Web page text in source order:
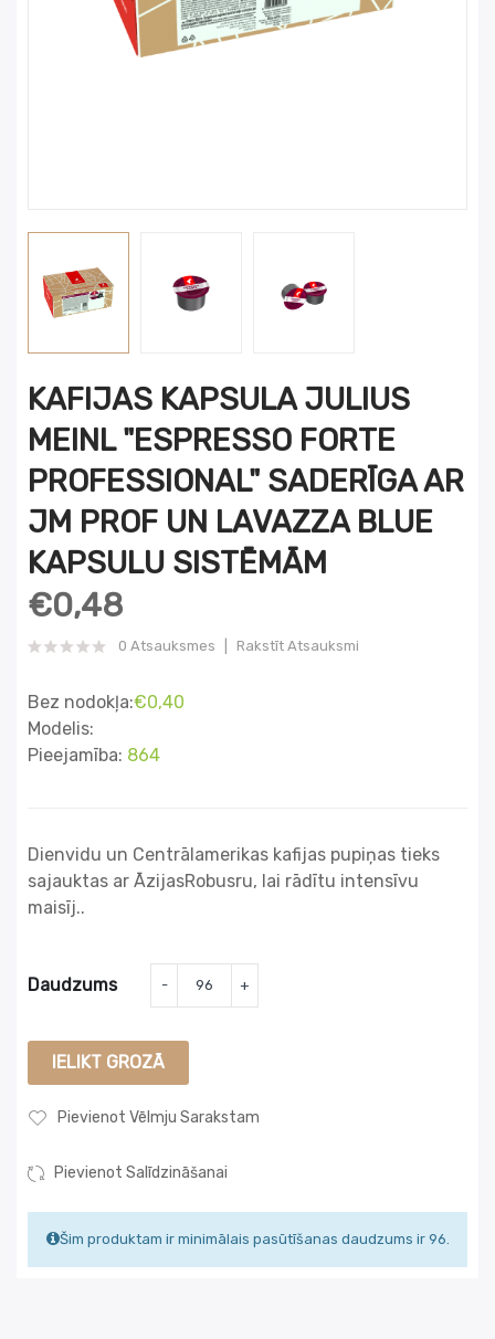
KAFIJAS KAPSULA JULIUS
MEINL "ESPRESSO FORTE
PROFESSIONAL" SADERĪGA AR
JM PROF UN LAVAZZA BLUE
KAPSULU SISTĒMĀM
€0,48
0 Atsauksmes Rakstīt Atsauksmi
Bez nodokļa:€0,40
Modelis:
Pieejamība: 864
Dienvidu un Centrālamerikas kafijas pupiņas tieks
sajauktas ar ĀzijasRobusru, lai rādītu intensīvu
maisīj..
Daudzums
IELIKT GROZĀ
Pievienot Vēlmju Sarakstam
Pievienot Salīdzināšanai
Šim produktam ir minimālais pasūtīšanas daudzums ir 96.